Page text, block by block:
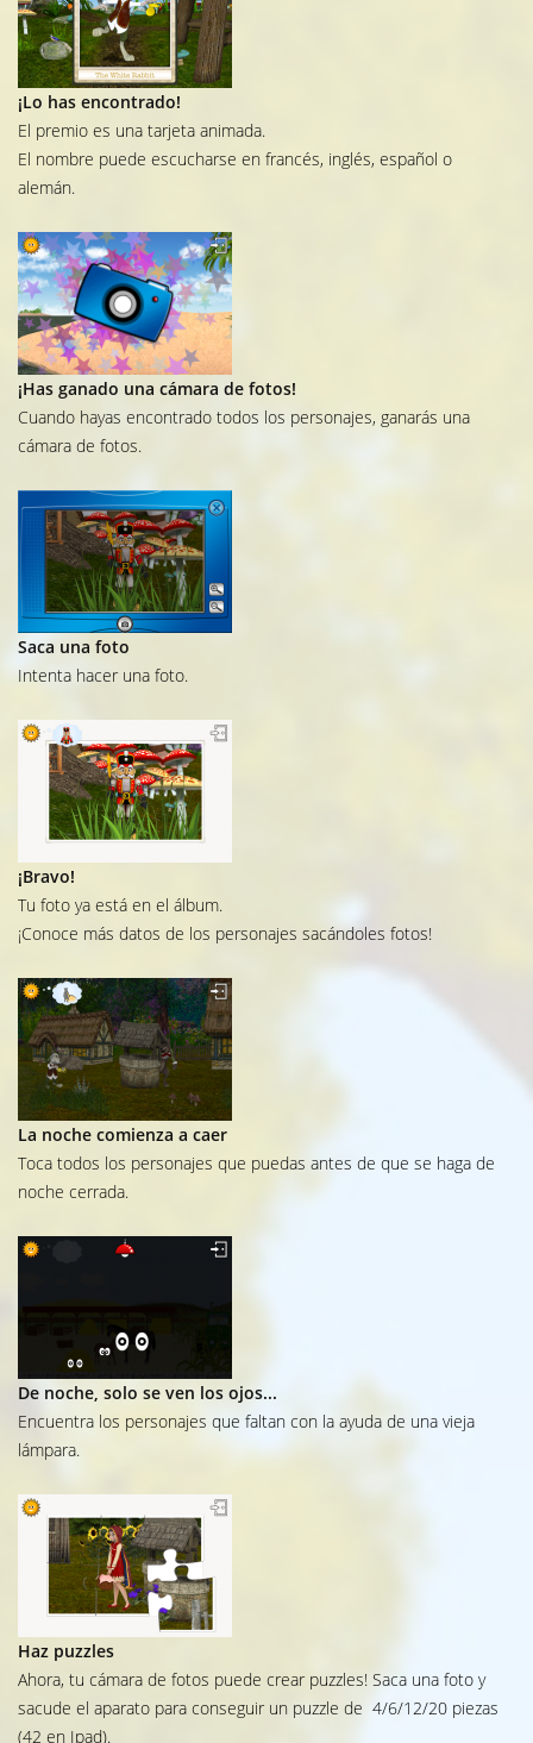
¡Lo has encontrado!
El premio es una tarjeta animada.
El nombre puede escucharse en francés, inglés, español o
alemán.
¡Has ganado una cámara de fotos!
Cuando hayas encontrado todos los personajes, ganarás una
cámara de fotos.
Saca una foto
Intenta hacer una foto.
¡Bravo!
Tu foto ya está en el álbum.
¡Conoce más datos de los personajes sacándoles fotos!
La noche comienza a caer
Toca todos los personajes que puedas antes de que se haga de
noche cerrada.
De noche, solo se ven los ojos...
Encuentra los personajes que faltan con la ayuda de una vieja
lámpara.
Haz puzzles
Ahora, tu cámara de fotos puede crear puzzles! Saca una foto y
sacude el aparato para conseguir un puzzle de 4/6/12/20 piezas
(42 en Ipad).